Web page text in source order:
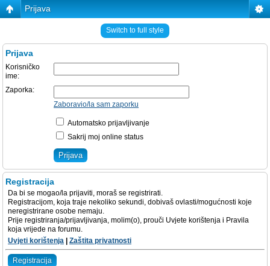
Prijava
Switch to full style
Prijava
Korisničko
ime:
Zaporka:
Zaboravio/la sam zaporku
Automatsko prijavljivanje
Sakrij moj online status
Registracija
Da bi se mogao/la prijaviti, moraš se registrirati.
Registracijom, koja traje nekoliko sekundi, dobivaš ovlasti/mogućnosti koje
neregistrirane osobe nemaju.
Prije registriranja/prijavljivanja, molim(o), prouči Uvjete korištenja i Pravila
koja vrijede na forumu.
Uvjeti korištenja
Zaštita privatnosti
Registracija